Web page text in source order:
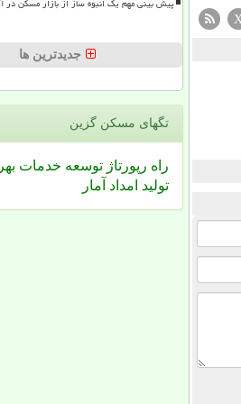
X
جدیدترین ها
تگهای مسكن گزین
راه رپورتاژ توسعه خدمات
تولید امداد آمار